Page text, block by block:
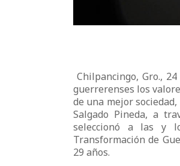
Chilpancingo, Gro.,
guerrerenses los
de una mejor
Salgado Pineda, a
seleccionó a las y
Transformación de
29 años.